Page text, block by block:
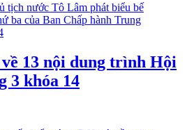
13 nội dung trình Hội
3 khóa 14